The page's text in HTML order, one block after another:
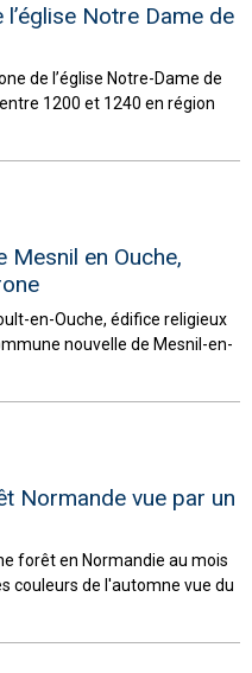
Notre Dame de
de l’église Notre-Dame de
1200 et 1240 en région
Mesnil en Ouche,
en-Ouche, édifice religieux
nouvelle de Mesnil-en-
Normande vue par un
forêt en Normandie au mois
couleurs de l'automne vue du